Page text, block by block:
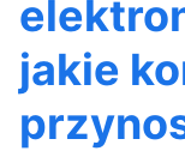
jakie